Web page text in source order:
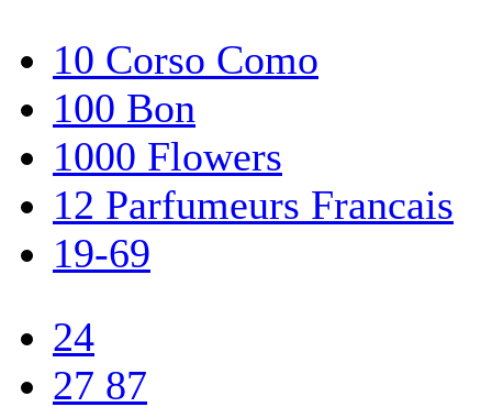
10 Corso Como
100 Bon
1000 Flowers
12 Parfumeurs Francais
19-69
24
27 87